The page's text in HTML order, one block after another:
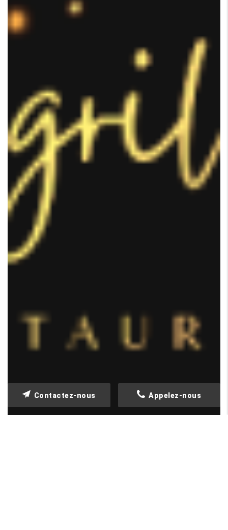
Appelez-nous
Contactez-nous